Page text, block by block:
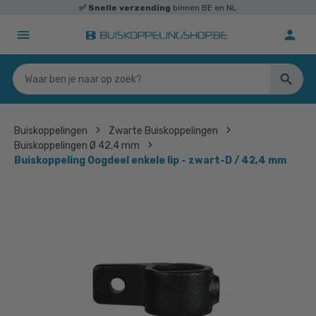
✅ Snelle verzending binnen BE en NL
Buiskoppelingen
Zwarte Buiskoppelingen
Buiskoppelingen Ø 42,4 mm
Buiskoppeling Oogdeel enkele lip - zwart-D / 42,4 mm